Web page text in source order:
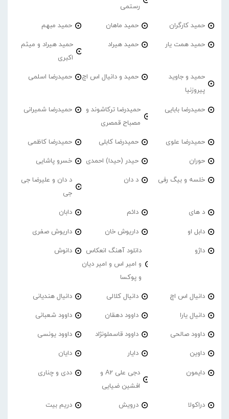
رستمی
حمید کارگران حمید ماهان حمید مبهم
حمید همت یار حمید هیراد
حمید هیراد و میثم
اکبری
حمید و جاوید
پیروزنیا
حمید و دانیال اس اچ حمیدرضا اسلمی
حمیدرضا بابایی
حمیدرضا ترکاشوند و
مصباح قمصری
حمیدرضا شمیرانی
حمیدرضا علوی حمیدرضا کابلی حمیدرضا کاظمی
حوران حیدر (حیدا) احمدی خسرو پاشایی
خلسه و بیگ رفی د دان
د دان و علیرضا جی
جی
د های دائم دابان
دابل او داریوش خان داریوش صفری
داژو
دانلود آهنگ انعکاس
و امیر اس و امیر دیان
و پوکسا
دانوش
دانیال اس اچ دانیال کلالی دانیال هندیانی
دانیال یارا داوود دهقان داوود شعبانی
داوود صالحی داوود قاسملونژاد داوود یونسی
داوین دایار دایان
دایمون
دجی علی A2 و
افشین ضیایی
ددی و چناری
دراکولا درویش دریم بیت